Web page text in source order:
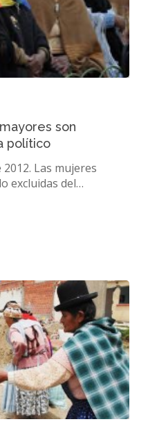
son
político
Las mujeres
excluidas del…